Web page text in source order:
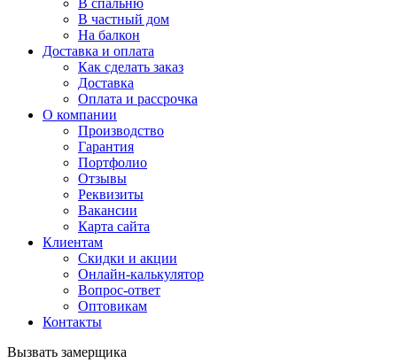
В спальню
В частный дом
На балкон
Доставка и оплата
Как сделать заказ
Доставка
Оплата и рассрочка
О компании
Производство
Гарантия
Портфолио
Отзывы
Реквизиты
Вакансии
Карта сайта
Клиентам
Скидки и акции
Онлайн-калькулятор
Вопрос-ответ
Оптовикам
Контакты
Вызвать замерщика